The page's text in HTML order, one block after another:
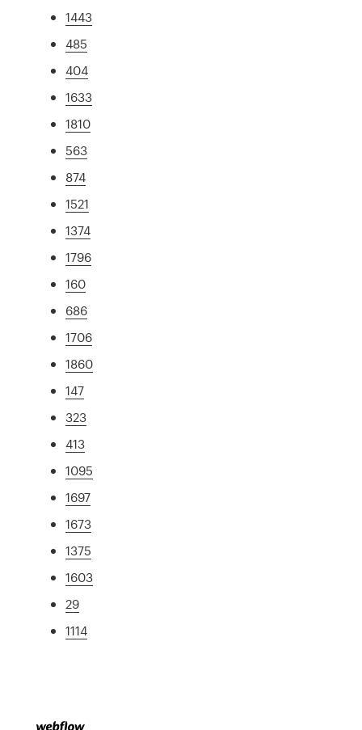
1443
485
404
1633
1810
563
874
1521
1374
1796
160
686
1706
1860
147
323
413
1095
1697
1673
1375
1603
29
1114